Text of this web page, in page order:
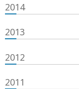
2014
2013
2012
2011